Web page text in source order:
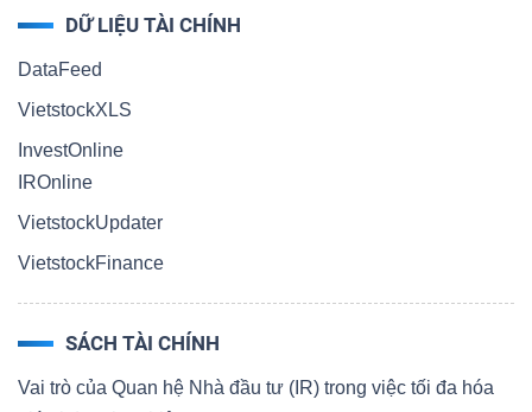
DỮ LIỆU TÀI CHÍNH
DataFeed
VietstockXLS
InvestOnline
IROnline
VietstockUpdater
VietstockFinance
SÁCH TÀI CHÍNH
Vai trò của Quan hệ Nhà đầu tư (IR) trong việc tối đa hóa